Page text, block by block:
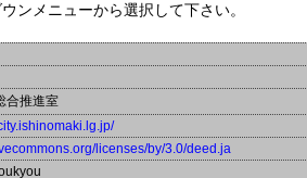
ンメニューから選択して下さい。
合推進室
licenses/by/3.0/deed.ja